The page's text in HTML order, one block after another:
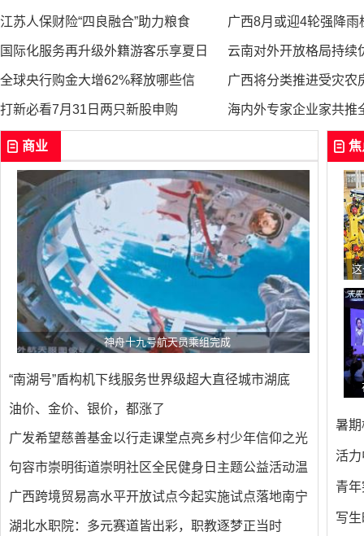
江苏人保财险“四良融合”助力粮食 广西8月或迎4轮强降雨
国际化服务再升级外籍游客乐享夏日 云南对外开放格局持续
全球央行购金大增62%释放哪些信 广西将分类推进受灾农
打新必看7月31日两只新股申购 海内外专家企业家共推
海口市美兰区：小微民生工程点亮乡 换位跑一线纾困解难题
商业
神舟十九号航天员乘组完成
“南湖号”盾构机下线服务世界级超大直径城市湖底
油价、金价、银价，都涨了
广发希望慈善基金以行走课堂点亮乡村少年信仰之光
句容市崇明街道崇明社区全民健身日主题公益活动温
广西跨境贸易高水平开放试点今起实施试点落地南宁
湖北水职院：多元赛道皆出彩，职教逐梦正当时
焦
暑期
活力
青
写